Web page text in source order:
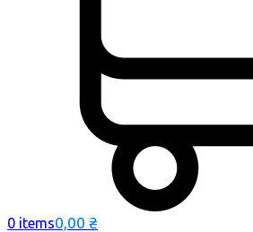
0 items0,00 ₴